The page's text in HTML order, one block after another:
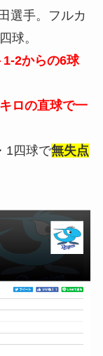
選手。フルカ
球。
2からの6球
ロの直球で一
1四球で無失点